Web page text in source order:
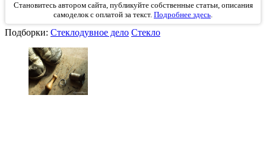
Становитесь автором сайта, публикуйте собственные статьи, описания
самоделок с оплатой за текст. Подробнее здесь.
Подборки: Стеклодувное дело Стекло